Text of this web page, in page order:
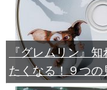
『グレムリン』
たくなる！９つの